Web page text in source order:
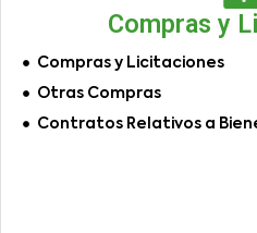
Compras y
Compras y Licitaciones
Otras Compras
Contratos Relativos a